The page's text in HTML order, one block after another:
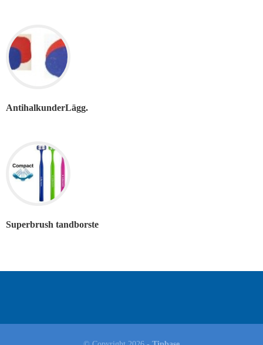
AntihalkunderLägg.
Superbrush tandborste